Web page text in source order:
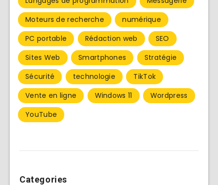
Moteurs de recherche
numérique
PC portable
Rédaction web
SEO
Sites Web
Smartphones
Stratégie
Sécurité
technologie
TikTok
Vente en ligne
Windows 11
Wordpress
YouTube
Categories